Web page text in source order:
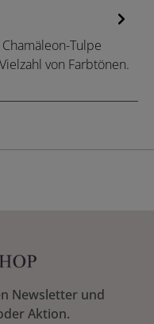
Tulpe
von Farbtönen.
Newsletter und
Aktion.